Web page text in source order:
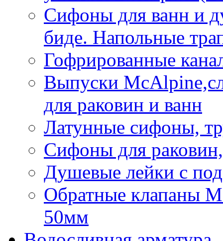
Сифоны для ванн и
биде. Напольные
Гофрированные
Выпуски
для раковин и ванн
Латунные сифоны,
Сифоны для
Душевые лейки с
Обратные клапаны
50мм